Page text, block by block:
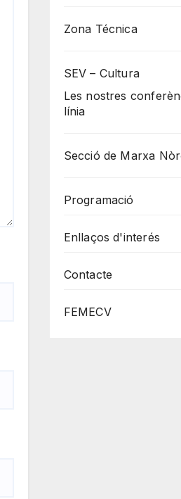
Zona Técnica
SEV – Cultura
Les nostres
línia
Secció de Marxa
Programació
Enllaços d'interés
Contacte
FEMECV